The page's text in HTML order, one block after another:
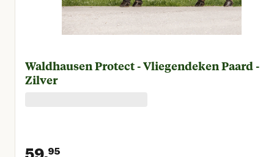
Waldhausen Protect - Vliegendeken Paard -
Zilver
95